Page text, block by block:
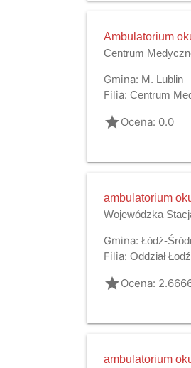
Ambulatorium
Centrum
Gmina: M. Lublin
Filia: Centrum
gradeOcena: 0.0
ambulatorium
Wojewódzka
Gmina: Łódź-
Filia: Oddział
gradeOcena:
ambulatorium